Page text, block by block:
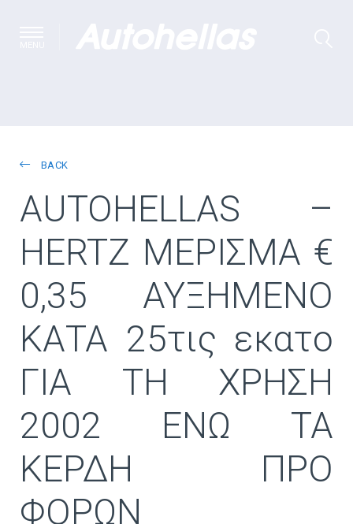
BACK
AUTOHELLAS –
HERTZ ΜΕΡΙΣΜΑ €
0,35 ΑΥΞΗΜΕΝΟ
ΚΑΤΑ 25τις εκατο
ΓΙΑ ΤΗ ΧΡΗΣΗ
2002 ΕΝΩ ΤΑ
ΚΕΡΔΗ ΠΡΟ
ΦΟΡΩΝ